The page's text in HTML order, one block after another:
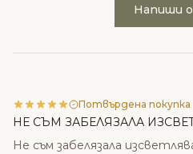
Напиши
Потвърдена покупка
НЕ СЪМ ЗАБЕЛЯЗАЛА
Не съм забелязала